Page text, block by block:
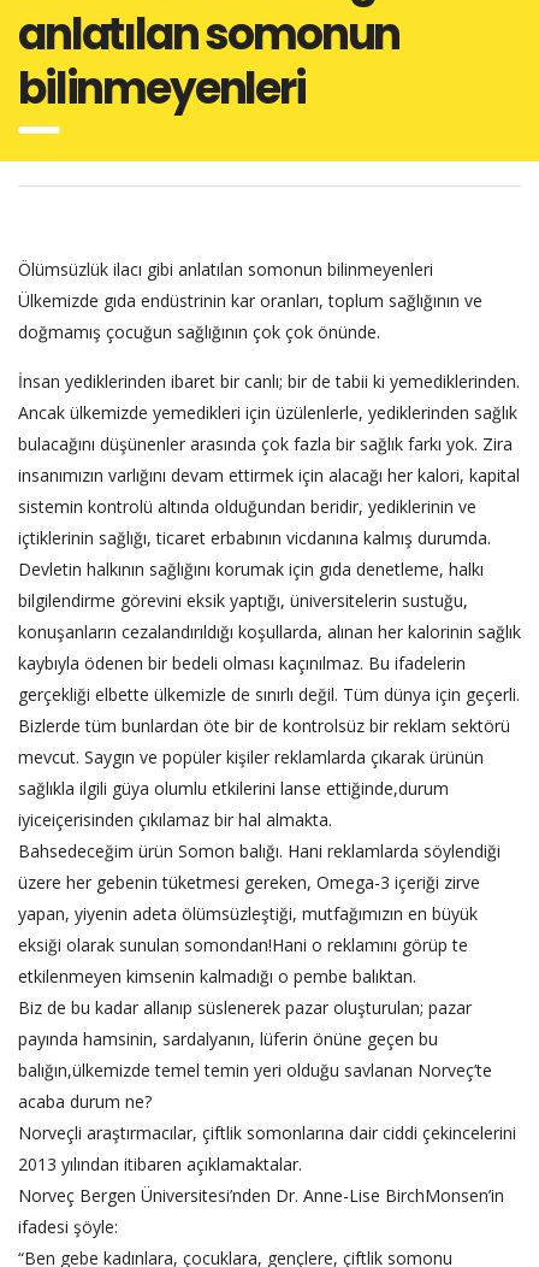
anlatılan somonun
bilinmeyenleri
Ölümsüzlük ilacı gibi anlatılan somonun bilinmeyenleri
Ülkemizde gıda endüstrinin kar oranları, toplum sağlığının ve
doğmamış çocuğun sağlığının çok çok önünde.
İnsan yediklerinden ibaret bir canlı; bir de tabii ki yemediklerinden.
Ancak ülkemizde yemedikleri için üzülenlerle, yediklerinden sağlık
bulacağını düşünenler arasında çok fazla bir sağlık farkı yok. Zira
insanımızın varlığını devam ettirmek için alacağı her kalori, kapital
sistemin kontrolü altında olduğundan beridir, yediklerinin ve
içtiklerinin sağlığı, ticaret erbabının vicdanına kalmış durumda.
Devletin halkının sağlığını korumak için gıda denetleme, halkı
bilgilendirme görevini eksik yaptığı, üniversitelerin sustuğu,
konuşanların cezalandırıldığı koşullarda, alınan her kalorinin sağlık
kaybıyla ödenen bir bedeli olması kaçınılmaz. Bu ifadelerin
gerçekliği elbette ülkemizle de sınırlı değil. Tüm dünya için geçerli.
Bizlerde tüm bunlardan öte bir de kontrolsüz bir reklam sektörü
mevcut. Saygın ve popüler kişiler reklamlarda çıkarak ürünün
sağlıkla ilgili güya olumlu etkilerini lanse ettiğinde,durum
iyiceiçerisinden çıkılamaz bir hal almakta.
Bahsedeceğim ürün Somon balığı. Hani reklamlarda söylendiği
üzere her gebenin tüketmesi gereken, Omega-3 içeriği zirve
yapan, yiyenin adeta ölümsüzleştiği, mutfağımızın en büyük
eksiği olarak sunulan somondan!Hani o reklamını görüp te
etkilenmeyen kimsenin kalmadığı o pembe balıktan.
Biz de bu kadar allanıp süslenerek pazar oluşturulan; pazar
payında hamsinin, sardalyanın, lüferin önüne geçen bu
balığın,ülkemizde temel temin yeri olduğu savlanan Norveç’te
acaba durum ne?
Norveçli araştırmacılar, çiftlik somonlarına dair ciddi çekincelerini
2013 yılından itibaren açıklamaktalar.
Norveç Bergen Üniversitesi’nden Dr. Anne-Lise BirchMonsen’in
ifadesi şöyle:
“Ben gebe kadınlara, çocuklara, gençlere, çiftlik somonu